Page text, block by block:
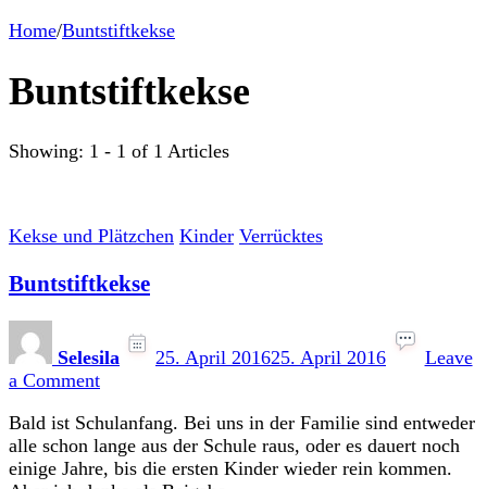
Home/Buntstiftkekse
Buntstiftkekse
Showing: 1 - 1 of 1 Articles
Kekse und Plätzchen Kinder Verrücktes
Buntstiftkekse
Selesila 25. April 201625. April 2016
Leave
a Commenton
Bald ist Schulanfang. Bei uns in der Familie sind entweder
alle schon lange aus der Schule raus, oder es dauert noch
einige Jahre, bis die ersten Kinder wieder rein kommen.